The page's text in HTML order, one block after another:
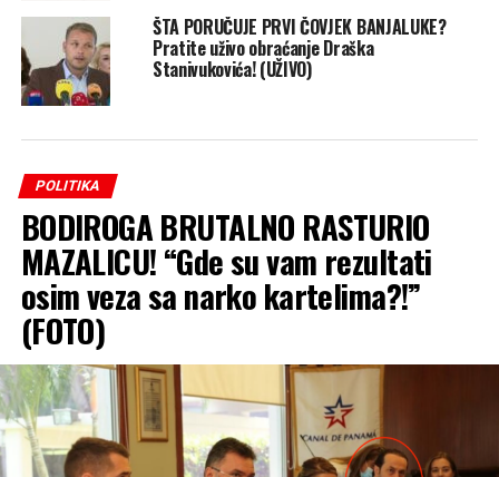
ŠTA PORUČUJE PRVI ČOVJEK BANJALUKE?
Pratite uživo obraćanje Draška
Stanivukovića! (UŽIVO)
POLITIKA
BODIROGA BRUTALNO RASTURIO
MAZALICU! “Gde su vam rezultati
osim veza sa narko kartelima?!”
(FOTO)